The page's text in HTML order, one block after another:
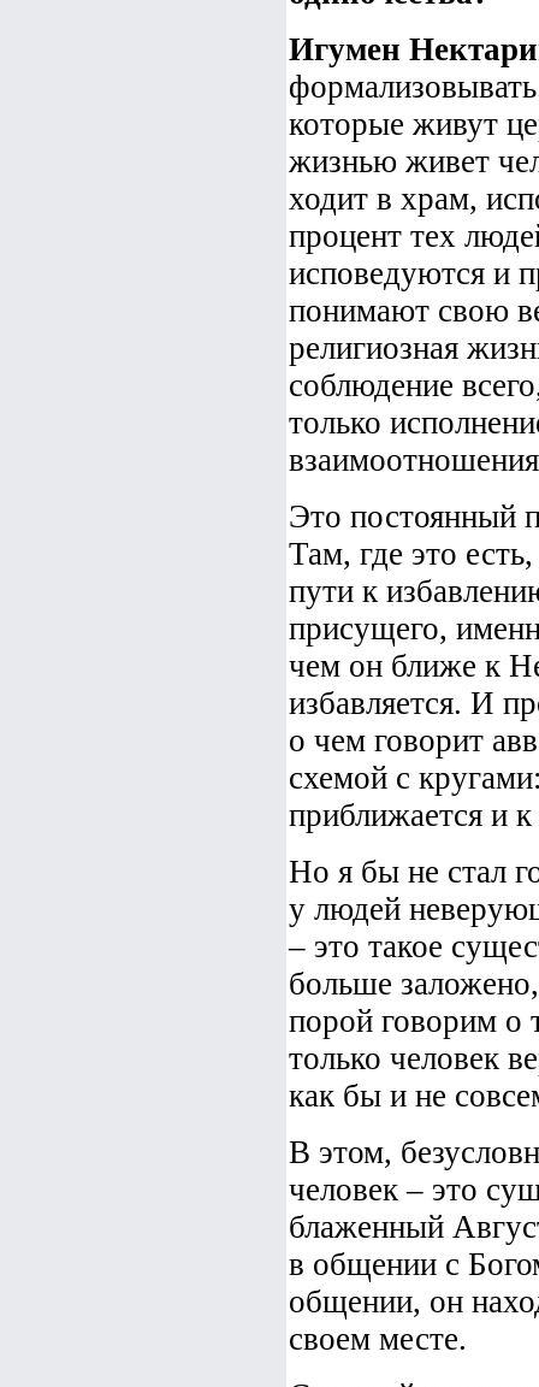
Игумен
которые живут
жизнью живет
ходит в храм,
процент тех
исповедуются и
понимают свою
религиозная
соблюдение
только
Это постоянный
Там, где это
пути к
присущего,
чем он ближе к
избавляется. И
о чем говорит
схемой с
приближается и
Но я бы не стал
у людей
– это такое
больше
порой говорим о
только человек
как бы и не
В этом,
человек – это
блаженный
в общении с
общении, он
своем месте.